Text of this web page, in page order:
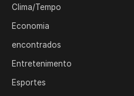
Clima/Tempo
Economia
encontrados
Entretenimento
Esportes